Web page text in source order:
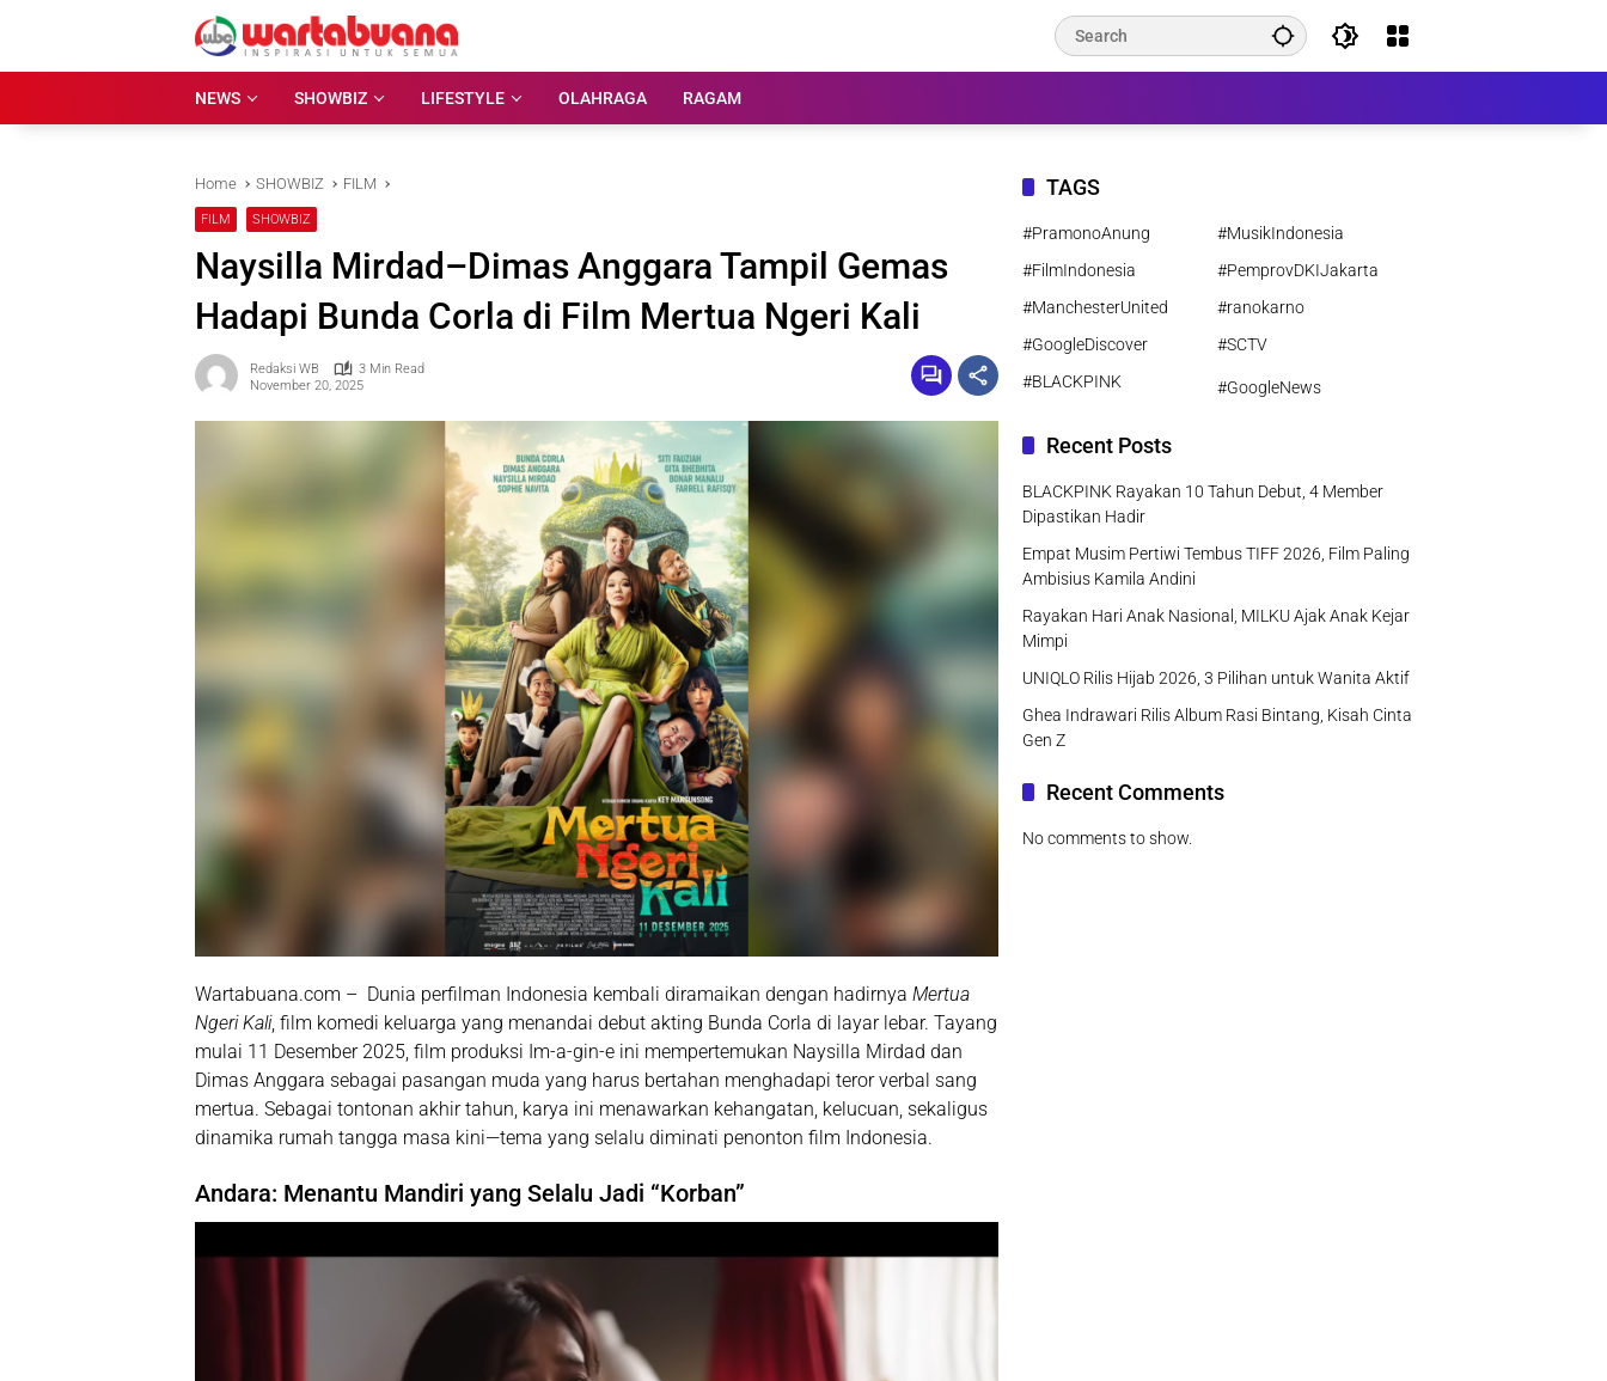
NEWS
SHOWBIZ LIFESTYLE OLAHRAGA RAGAM
Home SHOWBIZ FILM
FILM SHOWBIZ
Naysilla Mirdad–Dimas Anggara Tampil Gemas
Hadapi Bunda Corla di Film Mertua Ngeri Kali
Redaksi WB
3 Min Read
November 20, 2025
Wartabuana.com – Dunia perfilman Indonesia kembali diramaikan dengan hadirnya Mertua
Ngeri Kali, film komedi keluarga yang menandai debut akting Bunda Corla di layar lebar. Tayang
mulai 11 Desember 2025, film produksi Im-a-gin-e ini mempertemukan Naysilla Mirdad dan
Dimas Anggara sebagai pasangan muda yang harus bertahan menghadapi teror verbal sang
mertua. Sebagai tontonan akhir tahun, karya ini menawarkan kehangatan, kelucuan, sekaligus
dinamika rumah tangga masa kini—tema yang selalu diminati penonton film Indonesia.
Andara: Menantu Mandiri yang Selalu Jadi “Korban”
TAGS
#PramonoAnung
#MusikIndonesia
#FilmIndonesia
#PemprovDKIJakarta
#ManchesterUnited
#ranokarno
#GoogleDiscover
#SCTV
#BLACKPINK
#GoogleNews
Recent Posts
BLACKPINK Rayakan 10 Tahun Debut, 4 Member
Dipastikan Hadir
Empat Musim Pertiwi Tembus TIFF 2026, Film Paling
Ambisius Kamila Andini
Rayakan Hari Anak Nasional, MILKU Ajak Anak Kejar
Mimpi
UNIQLO Rilis Hijab 2026, 3 Pilihan untuk Wanita Aktif
Ghea Indrawari Rilis Album Rasi Bintang, Kisah Cinta
Gen Z
Recent Comments
No comments to show.